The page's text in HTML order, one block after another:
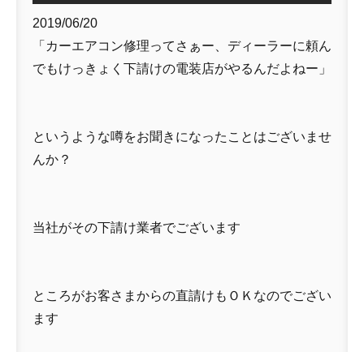
2019/06/20
「カーエアコン修理ってさぁー、ディーラーに頼ん
でもけっきょく下請けの電装店がやるんだよねー」
というような噂をお聞きになったことはございませ
んか？
当社がその下請け業者でございます
ところがお客さまからの直請けもＯＫなのでござい
ます